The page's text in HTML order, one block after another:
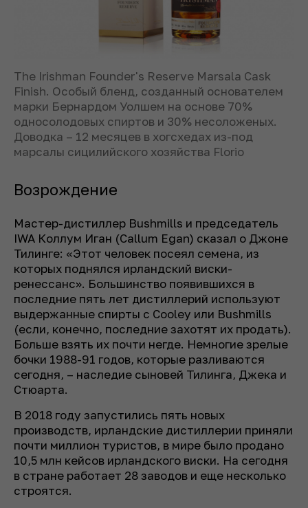
The Irishman Founder's Reserve Marsala Cask
Finish. Особый бленд, созданный основателем
марки Бернардом Уолшем на основе 70%
односолодовых спиртов и 30% несоложеных.
Доводка – 12 месяцев в хогсхедах из-под
марсалы сицилийского хозяйства Florio
Возрождение
Мастер-дистиллер Bushmills и председатель
IWA Коллум Иган (Callum Egan) сказал о Джоне
Тилинге: «Этот человек посеял семена, из
которых поднялся ирландский виски-
ренессанс». Большинство появившихся в
последние пять лет дистиллерий используют
выдержанные спирты с Cooley или Bushmills
(если, конечно, последние захотят их продать).
Больше взять их почти негде. Немногие зрелые
бочки 1988-91 годов, которые разливаются
сегодня, – наследие сыновей Тилинга, Джека и
Стюарта.
В 2018 году запустились пять новых
производств, ирландские дистиллерии приняли
почти миллион туристов, в мире было продано
10,5 млн кейсов ирландского виски. На сегодня
в стране работает 28 заводов и еще несколько
строятся.